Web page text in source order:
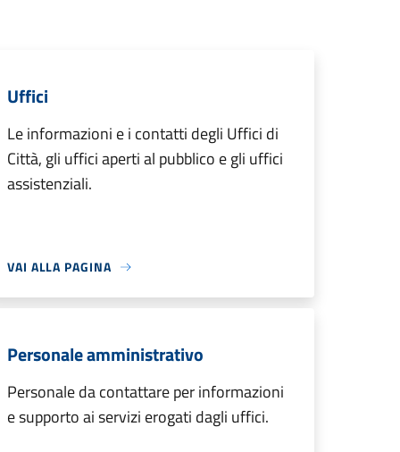
Uffici
Le informazioni e i contatti degli Uffici di
Città, gli uffici aperti al pubblico e gli uffici
assistenziali.
VAI ALLA PAGINA
Personale amministrativo
Personale da contattare per informazioni
e supporto ai servizi erogati dagli uffici.